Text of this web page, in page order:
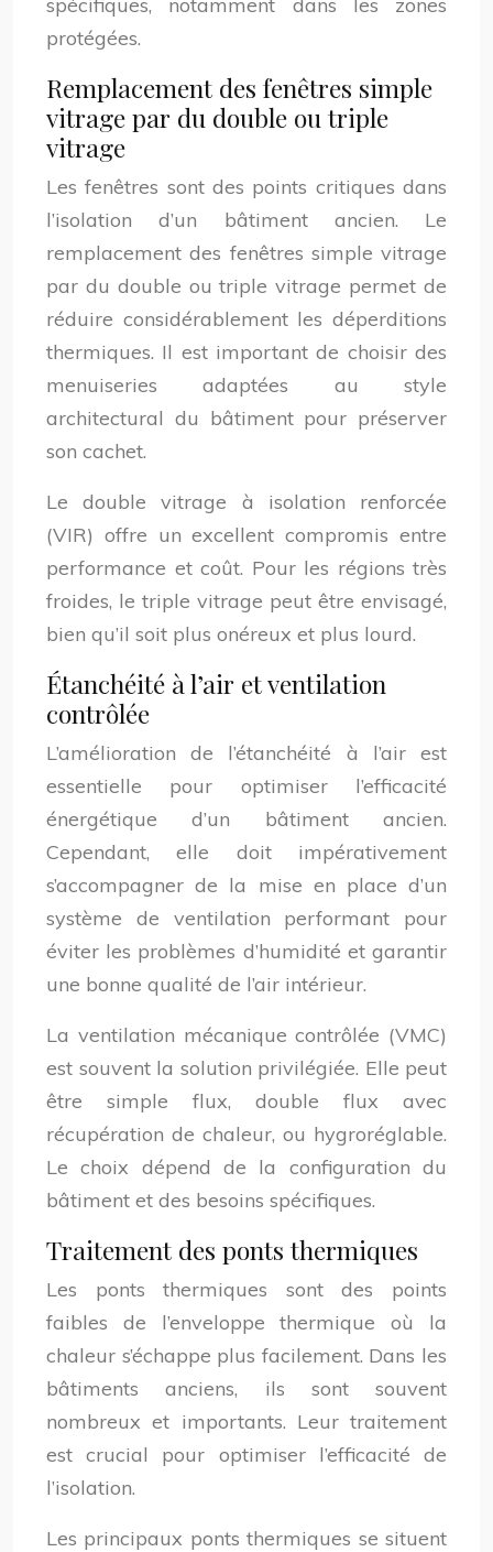
protégées.
Remplacement des fenêtres simple
vitrage par du double ou triple
vitrage
Les fenêtres sont des points critiques dans
l’isolation d’un bâtiment ancien. Le
remplacement des fenêtres simple vitrage
par du double ou triple vitrage permet de
réduire considérablement les déperditions
thermiques. Il est important de choisir des
menuiseries adaptées au style
architectural du bâtiment pour préserver
son cachet.
Le double vitrage à isolation renforcée
(VIR) offre un excellent compromis entre
performance et coût. Pour les régions très
froides, le triple vitrage peut être envisagé,
bien qu’il soit plus onéreux et plus lourd.
Étanchéité à l’air et ventilation
contrôlée
L’amélioration de l’étanchéité à l’air est
essentielle pour optimiser l’efficacité
énergétique d’un bâtiment ancien.
Cependant, elle doit impérativement
s’accompagner de la mise en place d’un
système de ventilation performant pour
éviter les problèmes d’humidité et garantir
une bonne qualité de l’air intérieur.
La ventilation mécanique contrôlée (VMC)
est souvent la solution privilégiée. Elle peut
être simple flux, double flux avec
récupération de chaleur, ou hygroréglable.
Le choix dépend de la configuration du
bâtiment et des besoins spécifiques.
Traitement des ponts thermiques
Les ponts thermiques sont des points
faibles de l’enveloppe thermique où la
chaleur s’échappe plus facilement. Dans les
bâtiments anciens, ils sont souvent
nombreux et importants. Leur traitement
est crucial pour optimiser l’efficacité de
l’isolation.
Les principaux ponts thermiques se situent